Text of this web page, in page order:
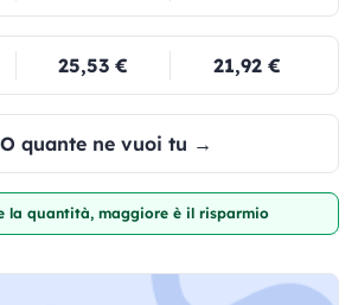
25,53 € 21,92 €
quante ne vuoi tu →
la quantità, maggiore è il risparmio